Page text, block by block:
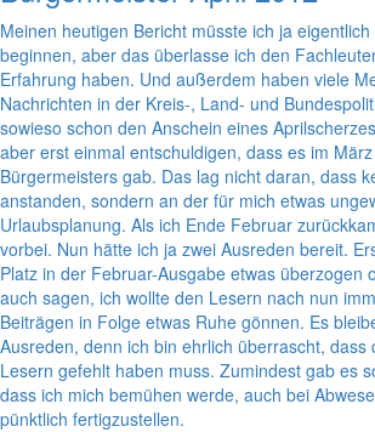
Meinen heutigen Bericht müsste ich ja
beginnen, aber das überlasse ich den
Erfahrung haben. Und außerdem haben viele
Nachrichten in der Kreis-, Land- und
sowieso schon den Anschein eines
aber erst einmal entschuldigen, dass es im
Bürgermeisters gab. Das lag nicht daran, dass
anstanden, sondern an der für mich etwas
Urlaubsplanung. Als ich Ende Februar
vorbei. Nun hätte ich ja zwei Ausreden bereit.
Platz in der Februar-Ausgabe etwas überzogen
auch sagen, ich wollte den Lesern nach nun
Beiträgen in Folge etwas Ruhe gönnen. Es
Ausreden, denn ich bin ehrlich überrascht, dass
Lesern gefehlt haben muss. Zumindest gab es
dass ich mich bemühen werde, auch bei
pünktlich fertigzustellen.